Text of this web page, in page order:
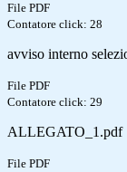
File PDF
Contatore click: 28
avviso interno
File PDF
Contatore click: 29
ALLEGATO_1.pdf
File PDF